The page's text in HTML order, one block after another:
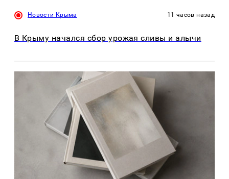
Новости Крыма 11 часов назад
В Крыму начался сбор урожая сливы и алычи